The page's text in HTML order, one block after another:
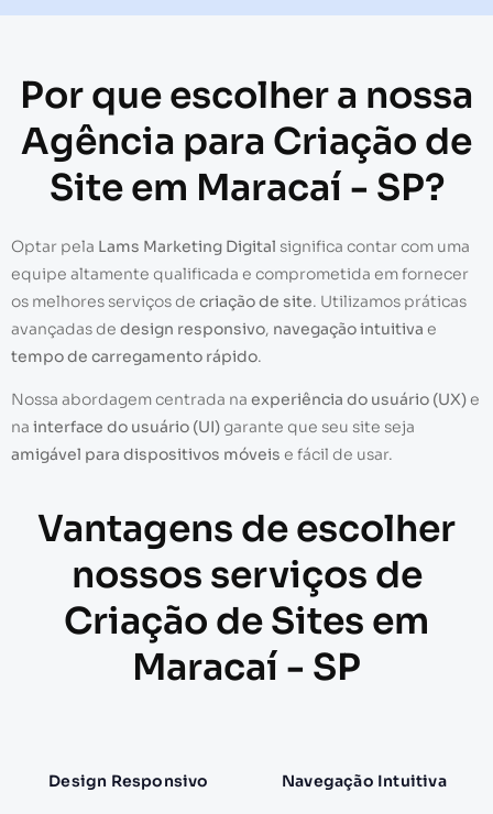
Por que escolher a nossa
Agência para Criação de
Site em Maracaí - SP?
Optar pela Lams Marketing Digital significa contar com uma
equipe altamente qualificada e comprometida em fornecer
os melhores serviços de criação de site. Utilizamos práticas
avançadas de design responsivo, navegação intuitiva e
tempo de carregamento rápido.
Nossa abordagem centrada na experiência do usuário (UX)e
na interface do usuário (UI)garante que seu site seja
amigável para dispositivos móveis e fácil de usar.
Vantagens de escolher
nossos serviços de
Criação de Sites em
Maracaí - SP
Design Responsivo Navegação Intuitiva